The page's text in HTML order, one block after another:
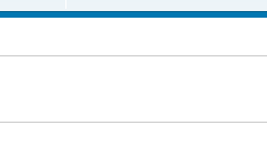
ao
s
i
i
u